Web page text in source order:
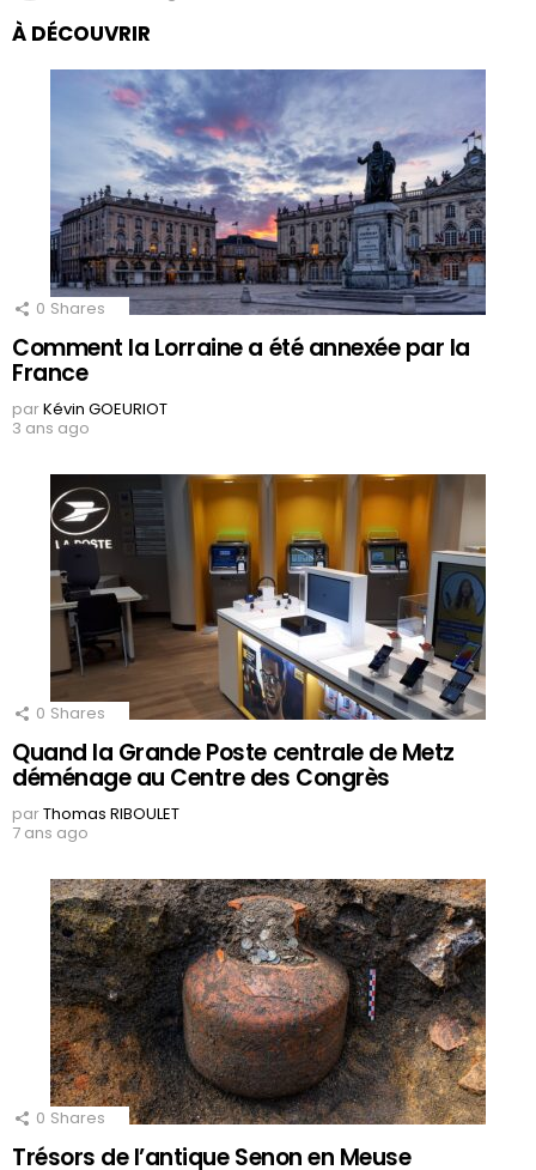
À DÉCOUVRIR
0 Shares
Comment la Lorraine a été annexée par la
France
parKévin GOEURIOT
3 ans ago
0 Shares
Quand la Grande Poste centrale de Metz
déménage au Centre des Congrès
parThomas RIBOULET
7 ans ago
0 Shares
Trésors de l’antique Senon en Meuse